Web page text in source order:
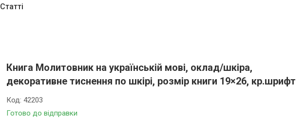
Статті
Книга Молитовник на українській мові, оклад/шкіра,
декоративне тиснення по шкірі, розмір книги 19×26, кр.шрифт
Готово до відправки
Код:42203